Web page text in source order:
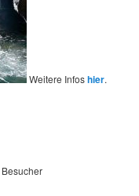
Weitere Infoshier.
Besucher